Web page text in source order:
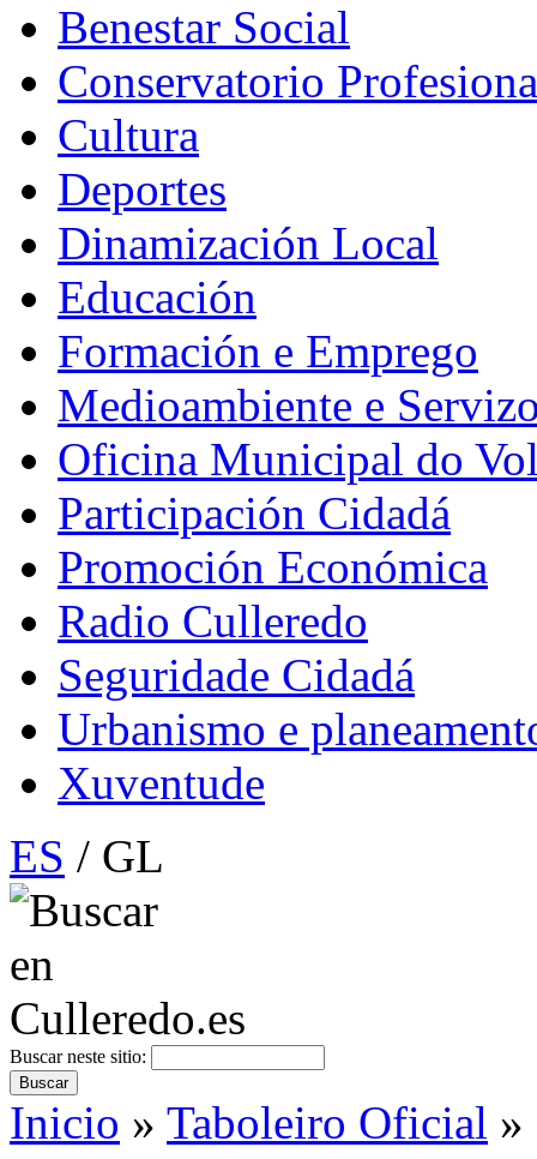
Benestar Social
Conservatorio
Cultura
Deportes
Dinamización Local
Educación
Formación e Emprego
Medioambiente e
Oficina Municipal do
Participación Cidadá
Promoción Económica
Radio Culleredo
Seguridade Cidadá
Urbanismo e
Xuventude
ES / GL
Buscar neste sitio:
Inicio » Taboleiro Oficial »